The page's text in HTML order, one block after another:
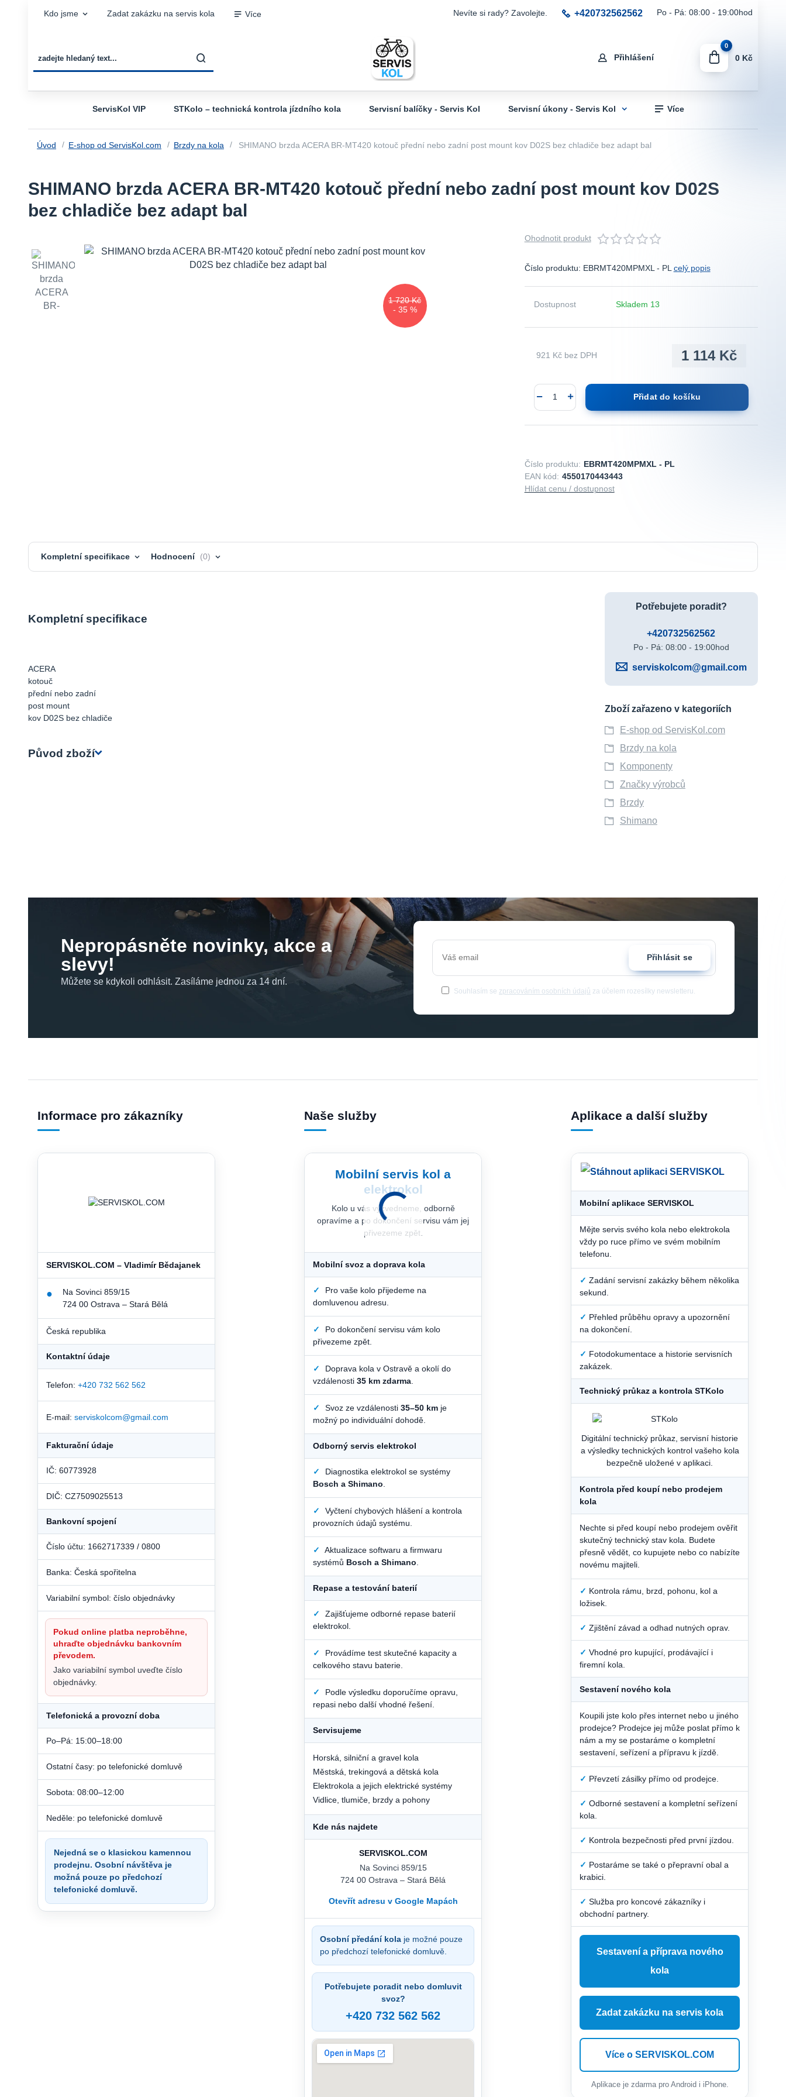
Kdo jsme Zadat zakázku na servis kola Více
Přihlášení
Nevíte si rady? Zavolejte. +420732562562 Po - Pá: 08:00 - 19:00hod
0
0 Kč
ServisKol VIP STKolo – technická kontrola jízdního kola Servisní balíčky - Servis Kol Servisní úkony - Servis Kol Více
Úvod E-shop od ServisKol.com Brzdy na kola SHIMANO brzda ACERA BR-MT420 kotouč přední nebo zadní post mount kov D02S bez chladiče bez adapt bal
SHIMANO brzda ACERA BR-MT420 kotouč přední nebo zadní post mount kov D02S
bez chladiče bez adapt bal
1 720 Kč
- 35 %
Ohodnotit produkt
Číslo produktu: EBRMT420MPMXL - PL celý popis
Dostupnost Skladem 13
1 114 Kč
921 Kč bez DPH
Přidat do košíku
Číslo produktu: EBRMT420MPMXL - PL
EAN kód: 4550170443443
Hlídat cenu / dostupnost
Kompletní specifikace Hodnocení 0
Kompletní specifikace
ACERA
kotouč
přední nebo zadní
post mount
kov D02S bez chladiče
Původ zboží
Potřebujete poradit?
+420732562562
Po - Pá: 08:00 - 19:00hod
serviskolcom@gmail.com
Zboží zařazeno v kategoriích
E-shop od ServisKol.com
Brzdy na kola
Komponenty
Značky výrobců
Brzdy
Shimano
Nepropásněte novinky, akce a
slevy!
Můžete se kdykoli odhlásit. Zasíláme jednou za 14 dní.
Přihlásit se
Souhlasím se zpracováním osobních údajů za účelem rozesílky newsletteru.
Informace pro zákazníky
SERVISKOL.COM – Vladimír Bědajanek
●
Na Sovinci 859/15
724 00 Ostrava – Stará Bělá
Česká republika
Kontaktní údaje
Telefon: +420 732 562 562
E-mail: serviskolcom@gmail.com
Fakturační údaje
IČ: 60773928
DIČ: CZ7509025513
Bankovní spojení
Číslo účtu: 1662717339 / 0800
Banka: Česká spořitelna
Variabilní symbol: číslo objednávky
Pokud online platba neproběhne,
uhraďte objednávku bankovním
převodem.
Jako variabilní symbol uveďte číslo
objednávky.
Telefonická a provozní doba
Po–Pá: 15:00–18:00
Ostatní časy: po telefonické domluvě
Sobota: 08:00–12:00
Neděle: po telefonické domluvě
Nejedná se o klasickou kamennou
prodejnu. Osobní návštěva je
možná pouze po předchozí
telefonické domluvě.
Naše služby
Mobilní servis kol a
elektrokol
Kolo u vás vyzvedneme, odborně
opravíme a po dokončení servisu vám jej
přivezeme zpět.
Mobilní svoz a doprava kola
✓
Pro vaše kolo přijedeme na
domluvenou adresu.
✓
Po dokončení servisu vám kolo
přivezeme zpět.
✓
Doprava kola v Ostravě a okolí do
vzdálenosti 35 km zdarma.
✓ Svoz ze vzdálenosti 35–50 km je
možný po individuální dohodě.
Odborný servis elektrokol
✓
Diagnostika elektrokol se systémy
Bosch a Shimano.
✓
Vyčtení chybových hlášení a kontrola
provozních údajů systému.
✓
Aktualizace softwaru a firmwaru
systémů Bosch a Shimano.
Repase a testování baterií
✓
Zajišťujeme odborné repase baterií
elektrokol.
✓
Provádíme test skutečné kapacity a
celkového stavu baterie.
✓
Podle výsledku doporučíme opravu,
repasi nebo další vhodné řešení.
Servisujeme
Horská, silniční a gravel kola
Městská, trekingová a dětská kola
Elektrokola a jejich elektrické systémy
Vidlice, tlumiče, brzdy a pohony
Kde nás najdete
SERVISKOL.COM
Na Sovinci 859/15
724 00 Ostrava – Stará Bělá
Otevřít adresu v Google Mapách
Osobní předání kola je možné pouze
po předchozí telefonické domluvě.
Potřebujete poradit nebo domluvit
svoz?
+420 732 562 562
Aplikace a další služby
Mobilní aplikace SERVISKOL
Mějte servis svého kola nebo elektrokola
vždy po ruce přímo ve svém mobilním
telefonu.
✓ Zadání servisní zakázky během několika
sekund.
✓ Přehled průběhu opravy a upozornění
na dokončení.
✓ Fotodokumentace a historie servisních
zakázek.
Technický průkaz a kontrola STKolo
Digitální technický průkaz, servisní historie
a výsledky technických kontrol vašeho kola
bezpečně uložené v aplikaci.
Kontrola před koupí nebo prodejem
kola
Nechte si před koupí nebo prodejem ověřit
skutečný technický stav kola. Budete
přesně vědět, co kupujete nebo co nabízíte
novému majiteli.
✓ Kontrola rámu, brzd, pohonu, kol a
ložisek.
✓ Zjištění závad a odhad nutných oprav.
✓ Vhodné pro kupující, prodávající i
firemní kola.
Sestavení nového kola
Koupili jste kolo přes internet nebo u jiného
prodejce? Prodejce jej může poslat přímo k
nám a my se postaráme o kompletní
sestavení, seřízení a přípravu k jízdě.
✓ Převzetí zásilky přímo od prodejce.
✓ Odborné sestavení a kompletní seřízení
kola.
✓ Kontrola bezpečnosti před první jízdou.
✓ Postaráme se také o přepravní obal a
krabici.
✓ Služba pro koncové zákazníky i
obchodní partnery.
Sestavení a příprava nového
kola
Zadat zakázku na servis kola
Více o SERVISKOL.COM
Aplikace je zdarma pro Android i iPhone.